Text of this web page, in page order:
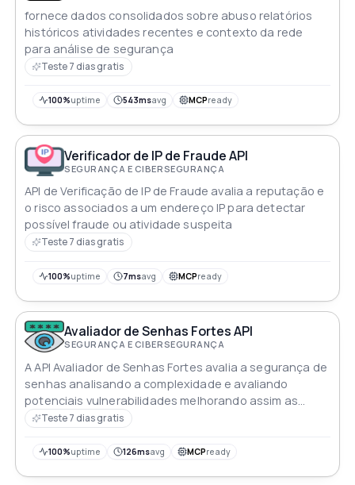
fornece dados consolidados sobre abuso relatórios
históricos atividades recentes e contexto da rede
para análise de segurança
Teste 7 dias gratis
100%uptime 543msavg MCPready
Verificador de IP de Fraude API
SEGURANÇA E CIBERSEGURANÇA
API de Verificação de IP de Fraude avalia a reputação e
o risco associados a um endereço IP para detectar
possível fraude ou atividade suspeita
Teste 7 dias gratis
100%uptime 7msavg MCPready
Avaliador de Senhas Fortes API
SEGURANÇA E CIBERSEGURANÇA
A API Avaliador de Senhas Fortes avalia a segurança de
senhas analisando a complexidade e avaliando
potenciais vulnerabilidades melhorando assim as
medidas de segurança geral
Teste 7 dias gratis
100%uptime 126msavg MCPready